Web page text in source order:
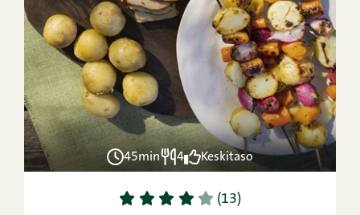
45min 4 Keskitaso
1 2 3 4 5 (13)